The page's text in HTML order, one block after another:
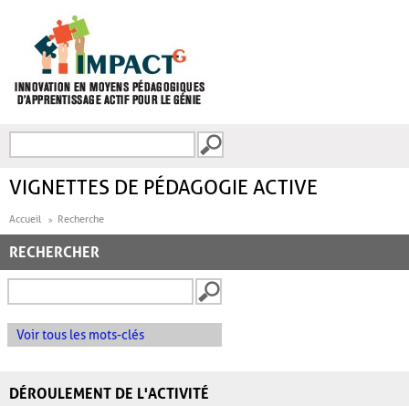
FORMULAIRE DE
VIGNETTES DE PÉDAGOGIE ACTIVE
Accueil Recherche
RECHERCHER
Voir tous les mots-clés
DÉROULEMENT DE L'ACTIVITÉ